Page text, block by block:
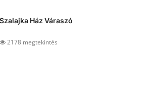
Szalajka Ház Váraszó
2178 megtekintés